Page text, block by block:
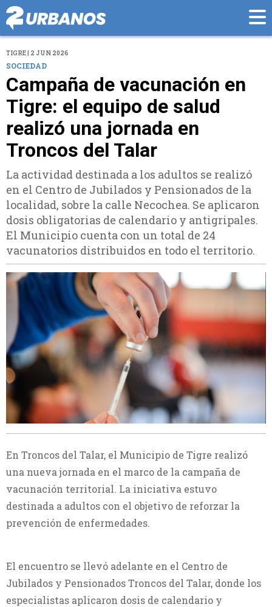
TIGRE | 2 JUN 2026
SOCIEDAD
Campaña de vacunación en
Tigre: el equipo de salud
realizó una jornada en
Troncos del Talar
La actividad destinada a los adultos se realizó
en el Centro de Jubilados y Pensionados de la
localidad, sobre la calle Necochea. Se aplicaron
dosis obligatorias de calendario y antigripales.
El Municipio cuenta con un total de 24
vacunatorios distribuidos en todo el territorio.
En Troncos del Talar, el Municipio de Tigre realizó
una nueva jornada en el marco de la campaña de
vacunación territorial. La iniciativa estuvo
destinada a adultos con el objetivo de reforzar la
prevención de enfermedades.
El encuentro se llevó adelante en el Centro de
Jubilados y Pensionados Troncos del Talar, donde los
especialistas aplicaron dosis de calendario y